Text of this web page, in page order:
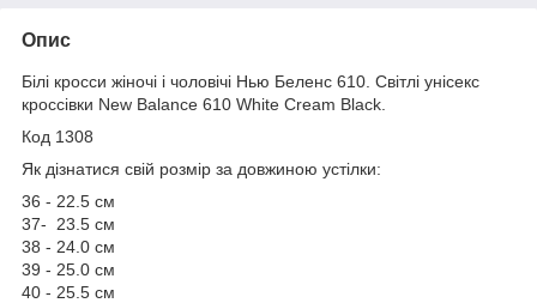
Опис
Білі кросси жіночі і чоловічі Нью Беленс 610. Світлі унісекс
кроссівки New Balance 610 White Cream Black.
Код 1308
Як дізнатися свій розмір за довжиною устілки:
36 - 22.5 см
37- 23.5 см
38 - 24.0 см
39 - 25.0 см
40 - 25.5 см